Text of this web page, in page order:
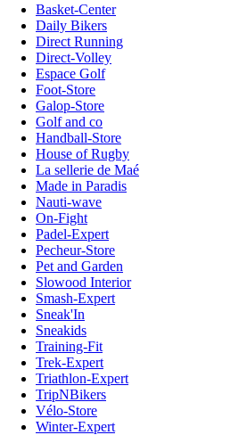
Basket-Center
Daily Bikers
Direct Running
Direct-Volley
Espace Golf
Foot-Store
Galop-Store
Golf and co
Handball-Store
House of Rugby
La sellerie de Maé
Made in Paradis
Nauti-wave
On-Fight
Padel-Expert
Pecheur-Store
Pet and Garden
Slowood Interior
Smash-Expert
Sneak'In
Sneakids
Training-Fit
Trek-Expert
Triathlon-Expert
TripNBikers
Vélo-Store
Winter-Expert